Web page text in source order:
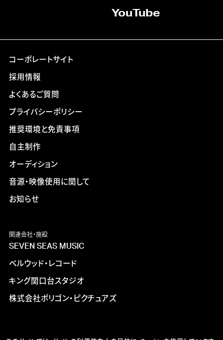
YouTube
コーポレートサイト
採用情報
よくあるご質問
プライバシーポリシー
推奨環境と免責事項
自主制作
オーディション
音源・映像使用に関して
お知らせ
関連会社・施設
SEVEN SEAS MUSIC
ベルウッド・レコード
キング関口台スタジオ
株式会社ポリゴン・ピクチュアズ